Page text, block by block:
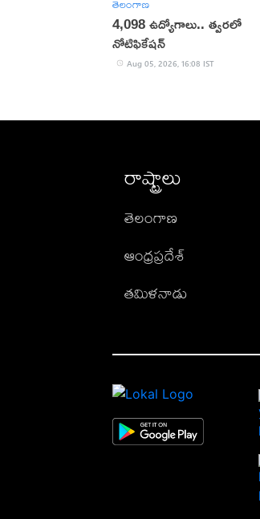
తెలంగాణ
4,098 ఉద్యోగాలు.. త్వరలో
నోటిఫికేషన్
Aug 05, 2026, 16:08 IST
రాష్ట్రాలు
తెలంగాణ
ఆంధ్రప్రదేశ్
తమిళనాడు